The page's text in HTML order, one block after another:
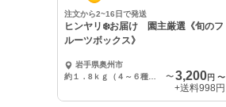
注文から2~16日で発送
ヒンヤリ❄️お届け 園主厳選《旬のフ
ルーツボックス》
岩手県奥州市
〜 3,200円 〜
+送料998円